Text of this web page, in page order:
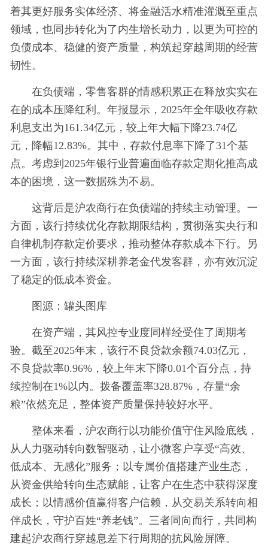
着其更好服务实体经济、将金融活水精准灌溉至重点
领域，也同步转化为了内生增长动力，以更为可控的
负债成本、稳健的资产质量，构筑起穿越周期的经营
韧性。
在负债端，零售客群的情感积累正在释放实实在
在的成本压降红利。年报显示，2025年全年吸收存款
利息支出为161.34亿元，较上年大幅下降23.74亿
元，降幅12.83%。其中，存款付息率下降了31个基
点。考虑到2025年银行业普遍面临存款定期化推高成
本的困境，这一数据殊为不易。
这背后是沪农商行在负债端的持续主动管理。一
方面，该行持续优化存款期限结构，贯彻落实央行和
自律机制存款定价要求，推动整体存款成本下行。另
一方面，该行持续深耕养老金代发客群，亦有效沉淀
了稳定的低成本资金。
图源：罐头图库
在资产端，其风控专业度同样经受住了周期考
验。截至2025年末，该行不良贷款余额74.03亿元，
不良贷款率0.96%，较上年末下降0.01个百分点，持
续控制在1%以内。拨备覆盖率328.87%，存量“余
粮”依然充足，整体资产质量保持较好水平。
整体来看，沪农商行以功能价值守住风险底线，
从人力驱动转向数智驱动，让小微客户享受“高效、
低成本、无感化”服务；以专属价值搭建产业生态，
从资金供给转向生态赋能，让客户在生态中获得深度
成长；以情感价值赢得客户信赖，从交易关系转向相
伴成长，守护百姓“养老钱”。三者同向而行，共同构
建起沪农商行穿越息差下行周期的抗风险屏障。